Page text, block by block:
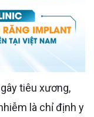
là chỉ định y